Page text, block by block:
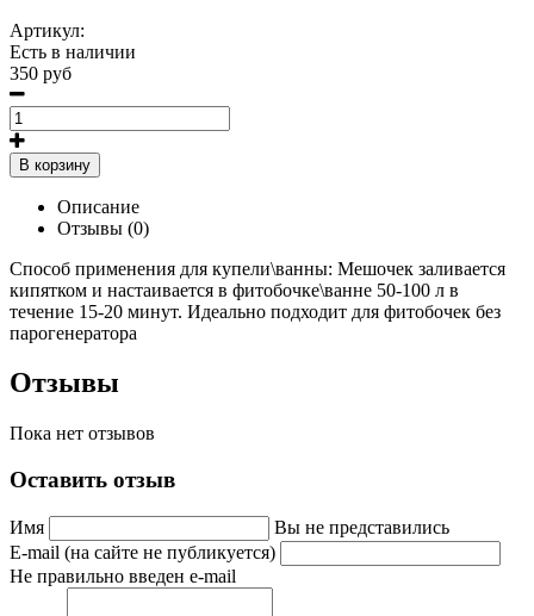
Артикул:
Есть в наличии
350 руб
В корзину
Описание
Отзывы (0)
Способ применения для купели\ванны: Мешочек заливается
кипятком и настаивается в фитобочке\ванне 50-100 л в
течение 15-20 минут. Идеально подходит для фитобочек без
парогенератора
Отзывы
Пока нет отзывов
Оставить отзыв
Имя
Вы не представились
E-mail (на сайте не публикуется)
Не правильно введен e-mail